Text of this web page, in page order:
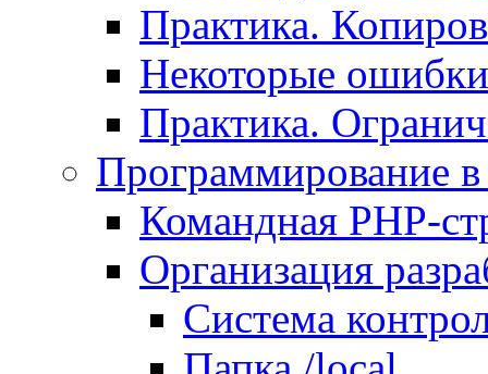
Практика.
Некоторые
Практика.
Программирование
Командная PHP-
Организация
Система